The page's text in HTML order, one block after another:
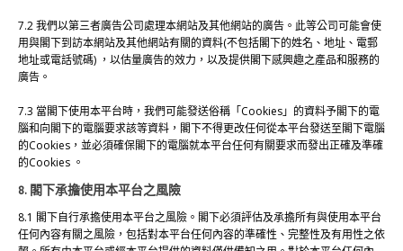
7.2 我們以第三者廣告公司處理本網站及其他網站的廣告。此等公司可能會使
用與閣下到訪本網站及其他網站有關的資料(不包括閣下的姓名、地址、電郵
地址或電話號碼) ，以估量廣告的效力，以及提供閣下感興趣之產品和服務的
廣告。
7.3 當閣下使用本平台時，我們可能發送俗稱「Cookies」的資料予閣下的電
腦和向閣下的電腦要求該等資料，閣下不得更改任何從本平台發送至閣下電腦
的Cookies，並必須確保閣下的電腦就本平台任何有關要求而發出正確及準確
的Cookies 。
8. 閣下承擔使用本平台之風險
8.1 閣下自行承擔使用本平台之風險。閣下必須評估及承擔所有與使用本平台
任何內容有關之風險，包括對本平台任何內容的準確性、完整性及有用性之依